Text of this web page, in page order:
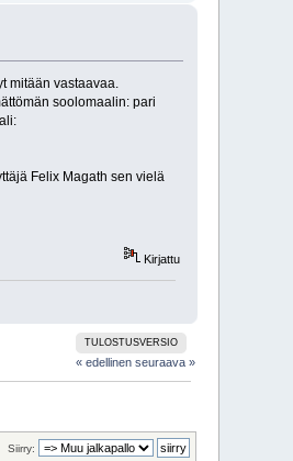
mitään vastaavaa.
soolomaalin: pari
Felix Magath sen vielä
Kirjattu
TULOSTUSVERSIO
« edellinen seuraava »
Siirry: